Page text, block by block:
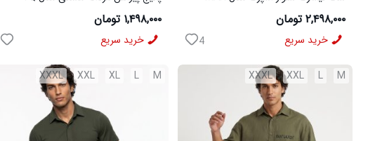
مشکی
۲,۴۹۸,۰۰۰ تومان
خرید سریع 4
شلوار مردانه مشکی مدل MOBIN
۱,۴۹۸,۰۰۰ تومان
خرید سریع
M
L
XXL
XXXL
M
L
XL
XXL
XXXL